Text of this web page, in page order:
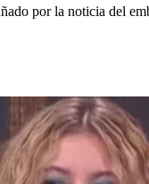
por la noticia del